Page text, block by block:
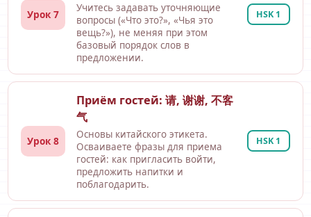
Урок 7
Учитесь задавать уточняющие
вопросы («Что это?», «Чья это
вещь?»), не меняя при этом
базовый порядок слов в
предложении.
HSK 1
Урок 8
Приём гостей: 请, 谢谢, 不客
气
Основы китайского этикета.
Осваиваете фразы для приема
гостей: как пригласить войти,
предложить напитки и
поблагодарить.
HSK 1